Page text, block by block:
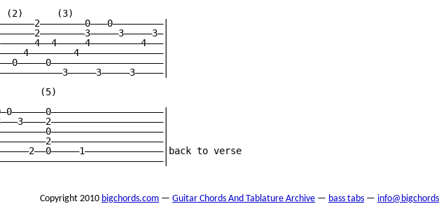
(2)      (3)
(5)
to verse
Copyright 2010 bigchords.com — Guitar Chords And Tablature Archive — bass tabs —